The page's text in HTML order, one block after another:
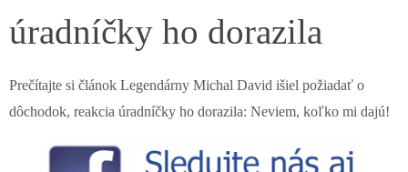
úradníčky ho dorazila
Prečítajte si článok Legendárny Michal David išiel požiadať o
dôchodok, reakcia úradníčky ho dorazila: Neviem, koľko mi dajú!